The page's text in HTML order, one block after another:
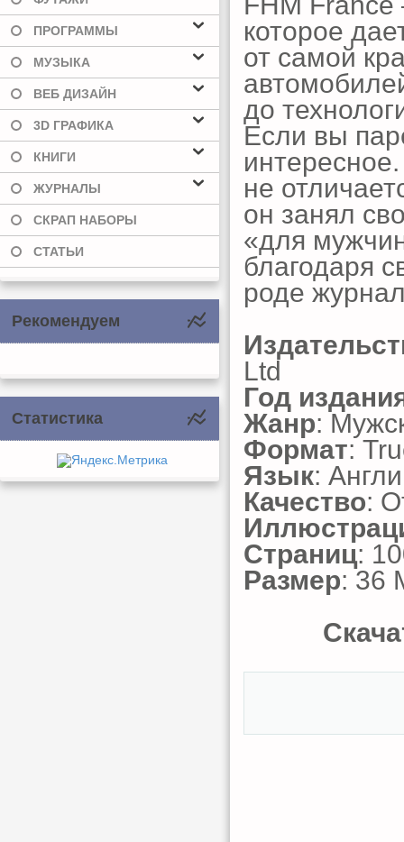
ПРОГРАММЫ
МУЗЫКА
ВЕБ ДИЗАЙН
3D ГРАФИКА
КНИГИ
ЖУРНАЛЫ
СКРАП НАБОРЫ
СТАТЬИ
Рекомендуем
Статистика
которое
от самой
до
Если вы
не
он занял
«для
благодаря
роде
Ltd
Год
Жанр:
Формат:
Язык:
Качество:
Страниц:
Размер: 36